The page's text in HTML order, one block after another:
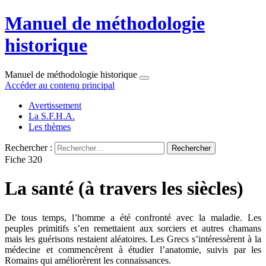
Manuel de méthodologie
historique
Manuel de méthodologie historique
Accéder au contenu principal
Avertissement
La S.F.H.A.
Les thèmes
Rechercher :
Fiche 320
La santé (à travers les siècles)
De tous temps, l’homme a été confronté avec la maladie. Les
peuples primitifs s’en remettaient aux sorciers et autres chamans
mais les guérisons restaient aléatoires. Les Grecs s’intéressèrent à la
médecine et commencèrent à étudier l’anatomie, suivis par les
Romains qui améliorèrent les connaissances.